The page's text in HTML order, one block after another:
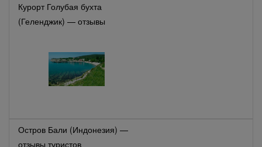
Курорт Голубая бухта
(Геленджик) — отзывы
Остров Бали (Индонезия) —
отзывы туристов